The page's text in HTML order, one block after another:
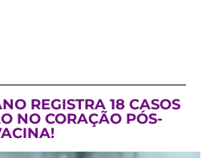
REGISTRA 18 CASOS
NO CORAÇÃO PÓS-